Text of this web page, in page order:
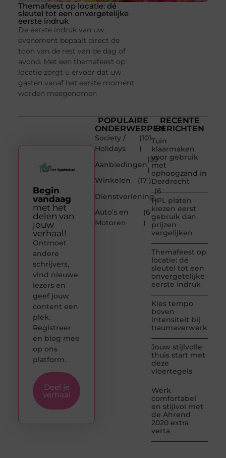
Themafeest op locatie: dé
sleutel tot een onvergetelijke
eerste indruk
De eerste indruk van uw
evenement bepaalt direct de
toon van de rest van de dag of
avond. Met een themafeest op
locatie zorgt u ervoor dat uw
gasten vanaf het eerste moment
worden meegenomen
POPULAIRE
ONDERWERPEN
Society /
Holidays
(101
)
Aanbiedingen
(39
)
Winkelen
(17 )
Dienstverlening
(6
)
Auto’s en
Motoren
(6
)
RECENTE
BERICHTEN
Tuin
klaarmaken
voor gebruik
met
ophoogzand in
Dordrecht
HPL platen
kiezen eerst
gebruik dan
prijzen
vergelijken
Themafeest op
locatie: dé
sleutel tot een
onvergetelijke
eerste indruk
Kies tempo
boven
intensiteit bij
traumaverwerking
Jouw stijlvolle
thuis start met
deze
vloertegels
Werk
comfortabel
en stijlvol met
de Ahrend
2020 extra
verta
Begin
vandaag
met het
delen van
jouw
verhaal!
Ontmoet
andere
schrijvers,
vind nieuwe
lezers en
geef jouw
content een
plek.
Registreer
en blog mee
op ons
platform.
Deel je
verhaal